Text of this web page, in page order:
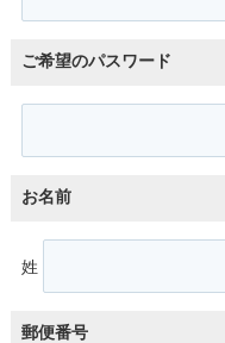
ご希望のパスワード
お名前
姓
郵便番号